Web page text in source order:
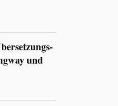
und